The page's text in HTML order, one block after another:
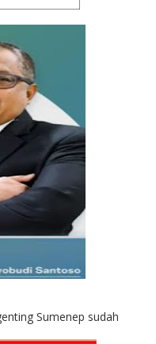
Sumenep sudah